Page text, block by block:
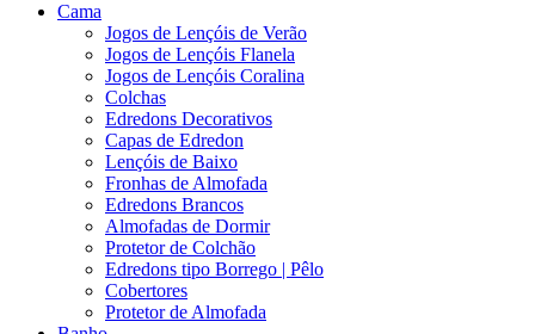
Cama
Jogos de Lençóis de Verão
Jogos de Lençóis Flanela
Jogos de Lençóis Coralina
Colchas
Edredons Decorativos
Capas de Edredon
Lençóis de Baixo
Fronhas de Almofada
Edredons Brancos
Almofadas de Dormir
Protetor de Colchão
Edredons tipo Borrego | Pêlo
Cobertores
Protetor de Almofada